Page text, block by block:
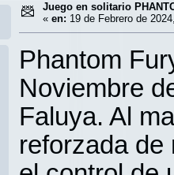
Juego en solitario
« en: 19 de Febrero de
Phantom
Noviembre
Faluya. Al
reforzada de